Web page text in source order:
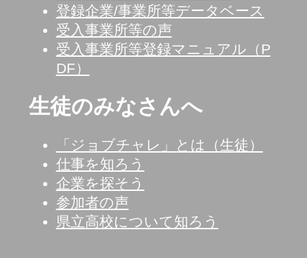
登録企業/事業所等データベース
受入事業所等の声
受入事業所等登録マニュアル（P
DF）
生徒のみなさんへ
「ジョブチャレ」とは（生徒）
仕事を知ろう
企業を探そう
参加者の声
県立高校について知ろう